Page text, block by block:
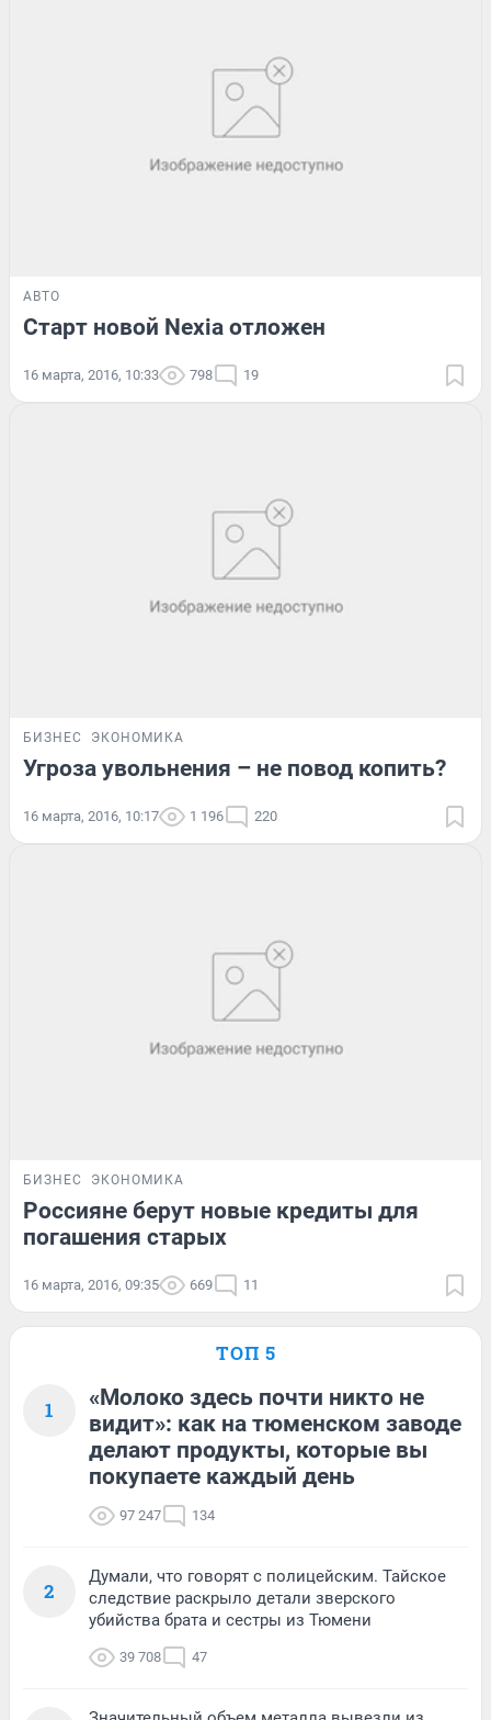
АВТО
Старт новой Nexia отложен
16 марта, 2016, 10:33 798 19
БИЗНЕС ЭКОНОМИКА
Угроза увольнения – не повод копить?
16 марта, 2016, 10:17 1 196 220
БИЗНЕС ЭКОНОМИКА
Россияне берут новые кредиты для
погашения старых
16 марта, 2016, 09:35 669 11
ТОП 5
1
«Молоко здесь почти никто не
видит»: как на тюменском заводе
делают продукты, которые вы
покупаете каждый день
97 247 134
2
Думали, что говорят с полицейским. Тайское
следствие раскрыло детали зверского
убийства брата и сестры из Тюмени
39 708 47